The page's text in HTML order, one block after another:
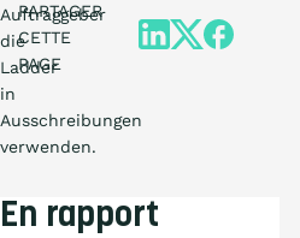
Auftraggeber
die
Ladder
in
Ausschreibungen
verwenden.
PARTAGER
CETTE
PAGE
En rapport